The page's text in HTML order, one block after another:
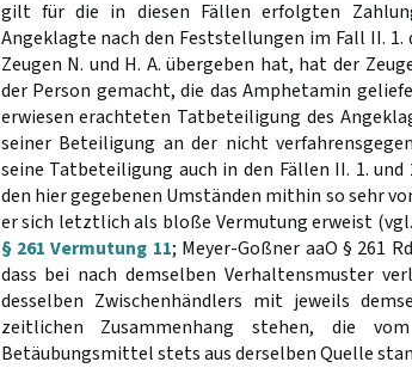
gilt für die in diesen Fällen erfolgten
Angeklagte nach den Feststellungen im Fall II.
Zeugen N. und H. A. übergeben hat, hat der
der Person gemacht, die das Amphetamin
erwiesen erachteten Tatbeteiligung des
seiner Beteiligung an der nicht
seine Tatbeteiligung auch in den Fällen II. 1.
den hier gegebenen Umständen mithin so sehr
er sich letztlich als bloße Vermutung erweist (vgl.
§ 261 Vermutung 11; Meyer-Goßner aaO § 261
dass bei nach demselben Verhaltensmuster
desselben Zwischenhändlers mit jeweils
zeitlichen Zusammenhang stehen, die
Betäubungsmittel stets aus derselben Quelle